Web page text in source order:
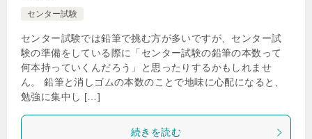
センター試験
センター試験では鉛筆で挑む方が多いですが、センター試
験の準備をしている際に「センター試験の鉛筆の本数って
何本持っていくんだろう」と思ったりするかもしれませ
ん。 鉛筆と消しゴムの本数のことで地味に心配になると、
勉強に集中し […]
続きを読む